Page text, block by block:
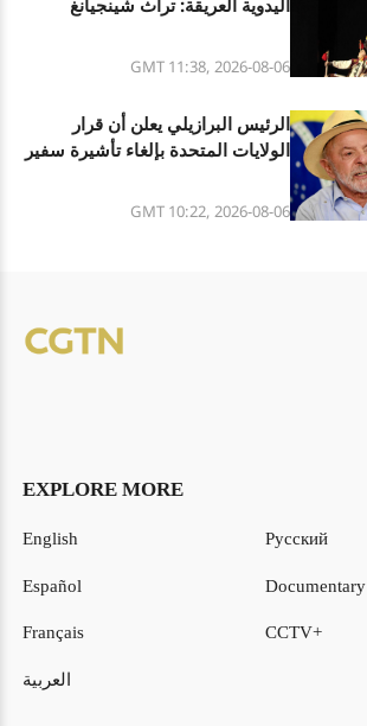
اليدوية العريقة: تراث شينجيانغ
GMT 11:38, 2026-08-06
الرئيس البرازيلي يعلن أن قرار
الولايات المتحدة بإلغاء تأشيرة سفير
GMT 10:22, 2026-08-06
EXPLORE MORE
English
Español
Français
العربية
Русский
Documentary
CCTV+